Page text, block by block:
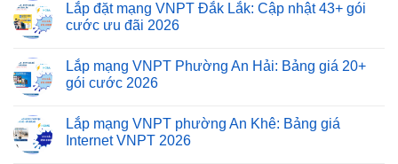
Lắp đặt mạng VNPT Đắk Lắk: Cập nhật 43+ gói
cước ưu đãi 2026
Lắp mạng VNPT Phường An Hải: Bảng giá 20+
gói cước 2026
Lắp mạng VNPT phường An Khê: Bảng giá
Internet VNPT 2026